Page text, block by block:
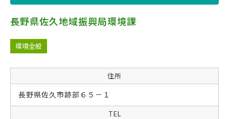
長野県佐久地域振興局環境課
環境全般
住所
長野県佐久市跡部６５－１
TEL